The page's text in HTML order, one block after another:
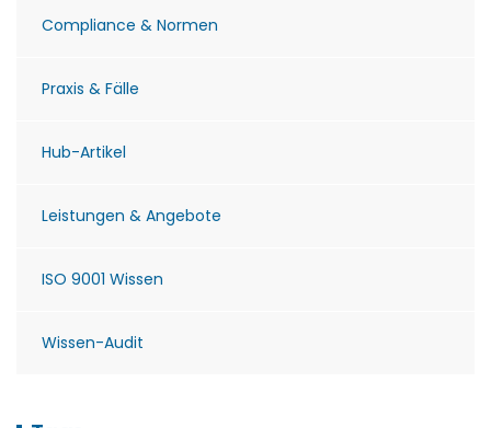
Compliance & Normen
Praxis & Fälle
Hub-Artikel
Leistungen & Angebote
ISO 9001 Wissen
Wissen-Audit